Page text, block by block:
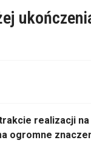
realizacji
ogromne